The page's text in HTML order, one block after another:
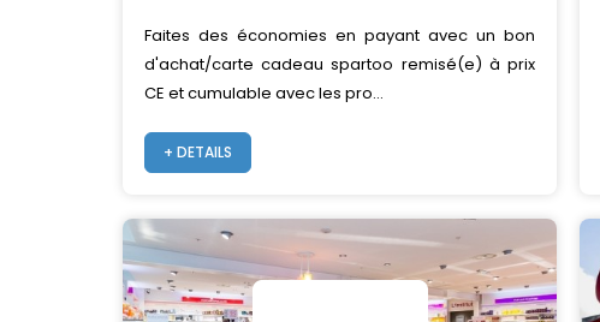
Faites des économies en payant avec un bon
d'achat/carte cadeau spartoo remisé(e) à prix
CE et cumulable avec les pro...
+ DETAILS